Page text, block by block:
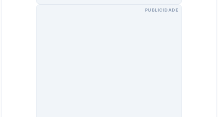
PUBLICIDADE